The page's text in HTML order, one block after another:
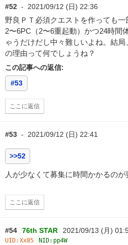
#52 - 2021/09/12 (日) 22:36
野良ＰＴ必須クエストを作っても
2〜6PC（2〜6重起動）かつ24時間
ゃうだけだし中々難しいよね。結
の理由って何でしょうね？
この記事への返信:
#53
ここに返信
#53 - 2021/09/12 (日) 22:41
>>52
人が少なくて募集に時間かかるのが
ここに返信
#54 76th STAR 2021/09/13 (月)
UID: Xx85 NID: pp4W